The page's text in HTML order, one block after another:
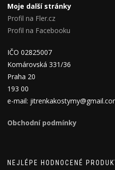
Moje další stránky
Profil na Fler.cz
Profil na Facebooku
IČO 02825007
Komárovská 331/36
Praha 20
193 00
e-mail:
Obchodní podmínky
NEJLÉPE HODNOCENÉ